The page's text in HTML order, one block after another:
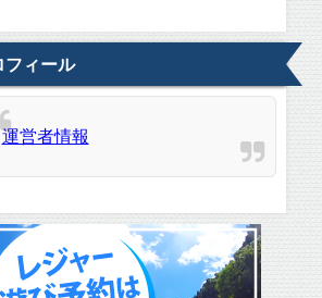
フィール
運営者情報